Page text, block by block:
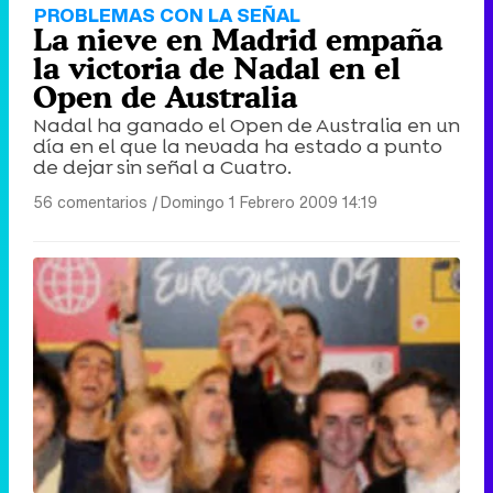
PROBLEMAS CON LA SEÑAL
La nieve en Madrid empaña
la victoria de Nadal en el
Open de Australia
Nadal ha ganado el Open de Australia en un
día en el que la nevada ha estado a punto
de dejar sin señal a Cuatro.
56 comentarios |Domingo 1 Febrero 2009 14:19